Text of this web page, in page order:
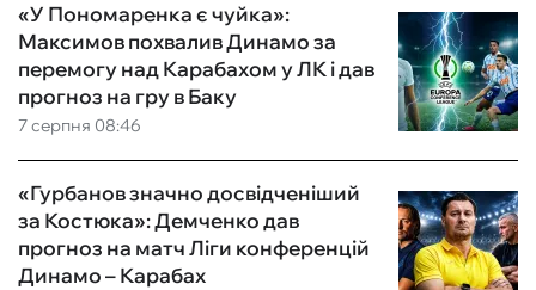
7 серпня 08:46
«У Пономаренка є чуйка»:
Максимов похвалив Динамо за
перемогу над Карабахом у ЛК і дав
прогноз на гру в Баку
«Гурбанов значно досвідченіший
за Костюка»: Демченко дав
прогноз на матч Ліги конференцій
Динамо – Карабах